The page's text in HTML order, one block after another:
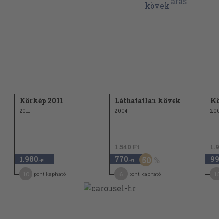
Körkép 2011
2011
1.980 ,-Ft
pont kapható
Láthatatlan kövek
2004
1.540 Ft
770 ,-Ft 50
pont kapható